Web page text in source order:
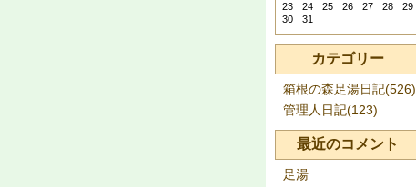
23
24 25 26 27 28
29
30
31
カテゴリー
箱根の森足湯日記(526)
管理人日記(123)
最近のコメント
足湯